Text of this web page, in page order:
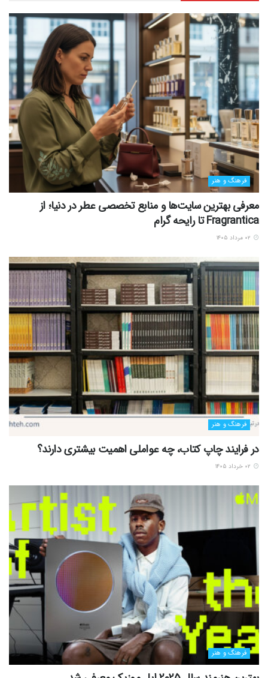
فرهنگ و هنر
معرفی بهترین سایت‌ها و منابع تخصصی عطر در دنیا؛ از
Fragrantica تا رایحه گرام
فرهنگ و هنر
در فرایند چاپ کتاب، چه عواملی اهمیت بیشتری دارند؟
فرهنگ و هنر